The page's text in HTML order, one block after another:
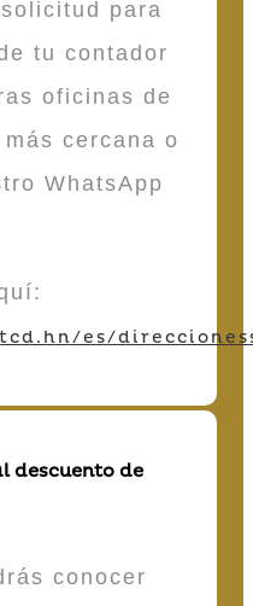
para
tu contador
oficinas de
cercana o
WhatsApp
es/
descuento de
conocer